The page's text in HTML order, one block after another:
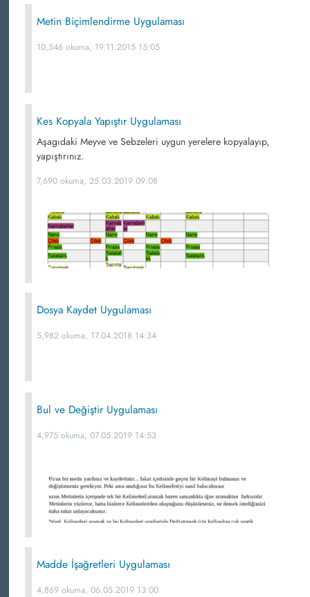
Metin Biçimlendirme Uygulaması
10,546 okuma, 19.11.2015 15:05
Kes Kopyala Yapıştır Uygulaması
Aşagıdaki Meyve ve Sebzeleri uygun yerelere kopyalayıp,
yapıştırınız.
7,690 okuma, 25.03.2019 09:08
Dosya Kaydet Uygulaması
5,982 okuma, 17.04.2018 14:34
Bul ve Değiştir Uygulaması
4,975 okuma, 07.05.2019 14:53
Madde İşağretleri Uygulaması
4,869 okuma, 06.05.2019 13:00